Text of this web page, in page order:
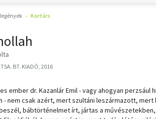
Kortárs
TSA. BT. KIADÓ, 2016
ember dr. Kazanlár Emil - vagy ahogyan perzsául
- nem csak azért, mert szultáni leszármazott, mert
bábtörténelmet írt, jártas a művészetekben,